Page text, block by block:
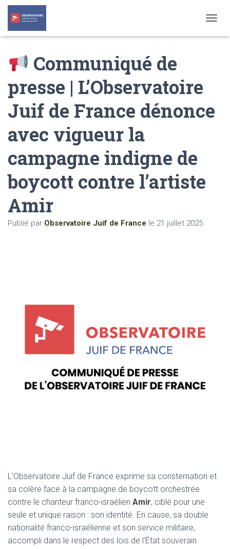
O
I
Communiqué de
presse | L’Observatoire
Juif de France dénonce
avec vigueur la
campagne indigne de
boycott contre l’artiste
Amir
Publié par Observatoire Juif de France le 21 juillet 2025
L’Observatoire Juif de France exprime sa consternation et
sa colère face à la campagne de boycott orchestrée
contre le chanteur franco-israélien Amir, ciblé pour une
seule et unique raison : son identité. En cause, sa double
nationalité franco-israélienne et son service militaire,
accompli dans le respect des lois de l’État souverain